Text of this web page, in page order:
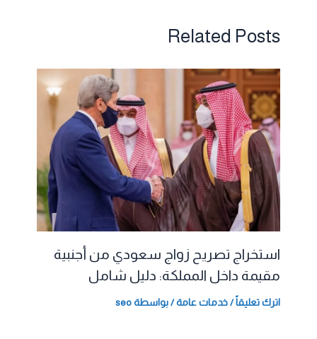
Related Posts
استخراج تصريح زواج سعودي من أجنبية
مقيمة داخل المملكة: دليل شامل
اترك تعليقاً/خدمات عامة/ بواسطة seo